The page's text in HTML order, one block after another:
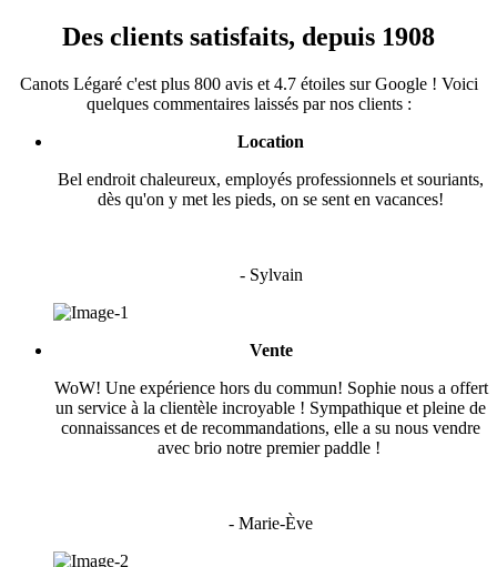
Des clients satisfaits, depuis 1908
Canots Légaré c'est plus 800 avis et 4.7 étoiles sur Google ! Voici
quelques commentaires laissés par nos clients :
Location
Bel endroit chaleureux, employés professionnels et souriants,
dès qu'on y met les pieds, on se sent en vacances!
- Sylvain
Vente
WoW! Une expérience hors du commun! Sophie nous a offert
un service à la clientèle incroyable ! Sympathique et pleine de
connaissances et de recommandations, elle a su nous vendre
avec brio notre premier paddle !
- Marie-Ève